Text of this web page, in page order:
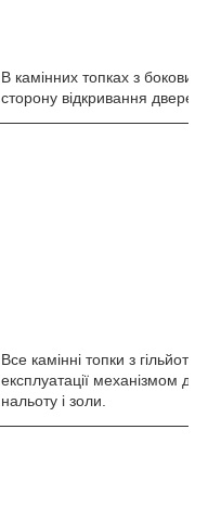
В камінних топках з
сторону відкривання дверей.
Все камінні топки з
експлуатації механізмом
нальоту і золи.